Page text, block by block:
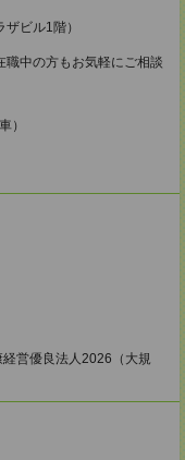
ビル1階）
中の方もお気軽にご相談
）
営優良法人2026（大規